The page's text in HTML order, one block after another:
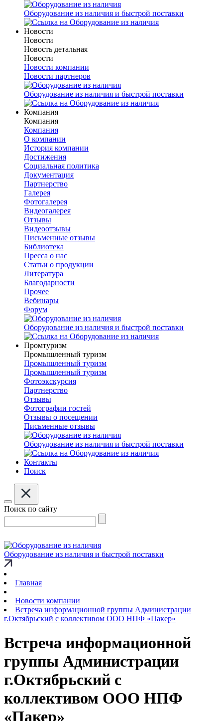
Оборудование из наличия и быстрой поставки
Новости
Новости
Новость детальная
Новости
Новости компании
Новости партнеров
Оборудование из наличия и быстрой поставки
Компания
Компания
Компания
О компании
История компании
Достижения
Социальная политика
Документация
Партнерство
Галерея
Фотогалерея
Видеогалерея
Отзывы
Видеоотзывы
Письменные отзывы
Библиотека
Пресса о нас
Статьи о продукции
Литература
Благодарности
Прочее
Вебинары
Форум
Оборудование из наличия и быстрой поставки
Промтуризм
Промышленный туризм
Промышленный туризм
Промышленный туризм
Фотоэкскурсия
Партнерство
Отзывы
Фотографии гостей
Отзывы о посещении
Письменные отзывы
Оборудование из наличия и быстрой поставки
Контакты
Поиск
Поиск по сайту
Оборудование из наличия и быстрой поставки
Главная
Новости компании
Встреча информационной группы Администрации
г.Октябрьский с коллективом ООО НПФ «Пакер»
Встреча информационной
группы Администрации
г.Октябрьский с
коллективом ООО НПФ
«Пакер»